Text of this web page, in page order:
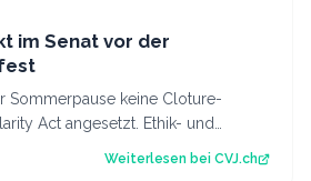
im Senat vor der
Sommerpause keine Cloture-
Act angesetzt. Ethik- und
bleiben ungelöst. Der Art…
Weiterlesen bei CVJ.ch